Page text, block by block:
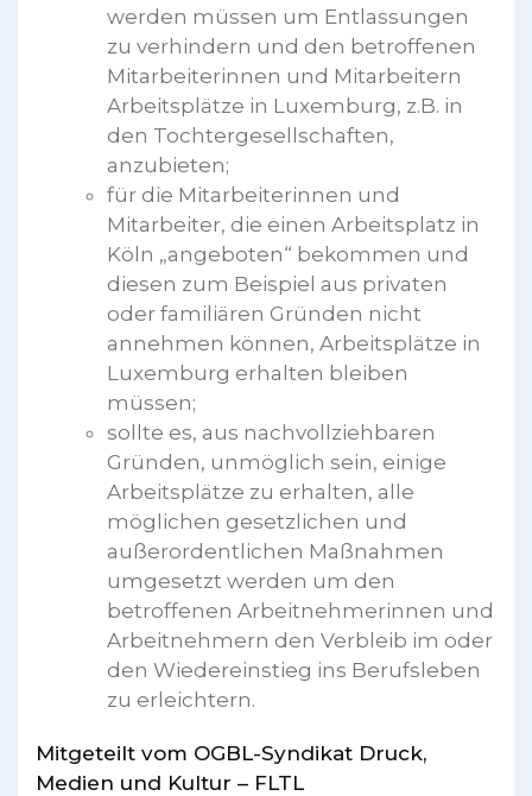
werden müssen um Entlassungen
zu verhindern und den betroffenen
Mitarbeiterinnen und Mitarbeitern
Arbeitsplätze in Luxemburg, z.B. in
den Tochtergesellschaften,
anzubieten;
für die Mitarbeiterinnen und
Mitarbeiter, die einen Arbeitsplatz in
Köln „angeboten“ bekommen und
diesen zum Beispiel aus privaten
oder familiären Gründen nicht
annehmen können, Arbeitsplätze in
Luxemburg erhalten bleiben
müssen;
sollte es, aus nachvollziehbaren
Gründen, unmöglich sein, einige
Arbeitsplätze zu erhalten, alle
möglichen gesetzlichen und
außerordentlichen Maßnahmen
umgesetzt werden um den
betroffenen Arbeitnehmerinnen und
Arbeitnehmern den Verbleib im oder
den Wiedereinstieg ins Berufsleben
zu erleichtern.
Mitgeteilt vom OGBL-Syndikat Druck,
Medien und Kultur – FLTL